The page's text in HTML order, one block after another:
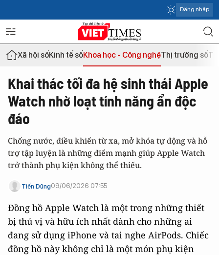
Đăng nhập
Xã hội sốKinh tế sốKhoa học - Công nghệThị trường số
Khai thác tối đa hệ sinh thái Apple
Watch nhờ loạt tính năng ẩn độc
đáo
Chống nước, điều khiển từ xa, mở khóa tự động và hỗ
trợ tập luyện là những điểm mạnh giúp Apple Watch
trở thành phụ kiện không thể thiếu.
Tiến Dũng09/06/2026 07:55
Đồng hồ Apple Watch là một trong những thiết
bị thú vị và hữu ích nhất dành cho những ai
đang sử dụng iPhone và tai nghe AirPods. Chiếc
đồng hồ này không chỉ là một món phụ kiện